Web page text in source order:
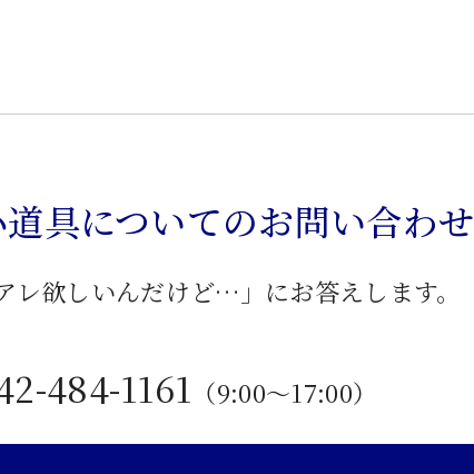
結
チ
道具についてのお問い合わせ
レ欲しいんだけど…」にお答えします。
484-1161 （9:00〜17:00）